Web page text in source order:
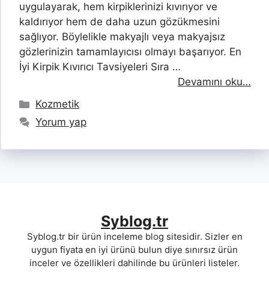
uygulayarak, hem kirpiklerinizi kıvırıyor ve
kaldırıyor hem de daha uzun gözükmesini
sağlıyor. Böylelikle makyajlı veya makyajsız
gözlerinizin tamamlayıcısı olmayı başarıyor. En
İyi Kirpik Kıvırıcı Tavsiyeleri Sıra …
Devamını oku…
Kategoriler
Kozmetik
Yorum yap
Syblog.tr
Syblog.tr bir ürün inceleme blog sitesidir. Sizler en
uygun fiyata en iyi ürünü bulun diye sınırsız ürün
inceler ve özellikleri dahilinde bu ürünleri listeler.